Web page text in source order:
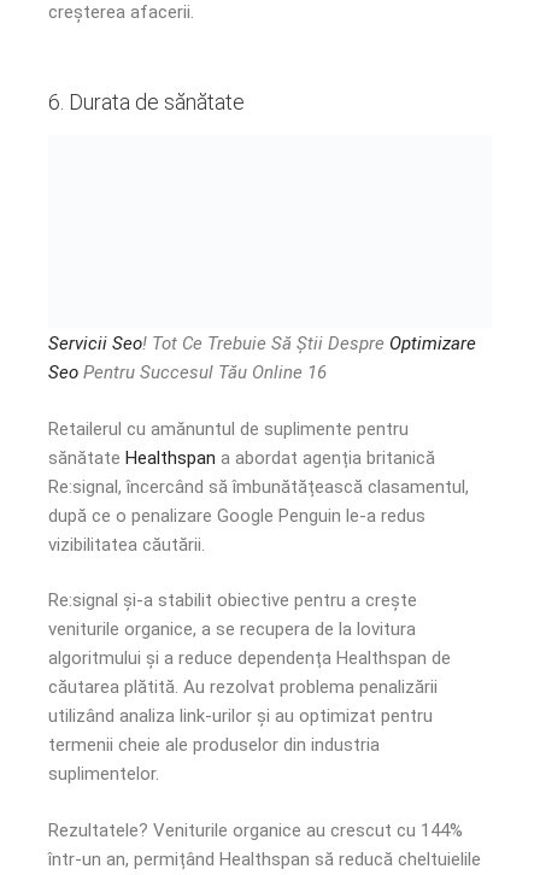
creșterea afacerii.
6. Durata de sănătate
Servicii Seo! Tot Ce Trebuie Să Știi Despre Optimizare
Seo Pentru Succesul Tău Online 16
Retailerul cu amănuntul de suplimente pentru
sănătate Healthspan a abordat agenția britanică
Re:signal, încercând să îmbunătățească clasamentul,
după ce o penalizare Google Penguin le-a redus
vizibilitatea căutării.
Re:signal și-a stabilit obiective pentru a crește
veniturile organice, a se recupera de la lovitura
algoritmului și a reduce dependența Healthspan de
căutarea plătită. Au rezolvat problema penalizării
utilizând analiza link-urilor și au optimizat pentru
termenii cheie ale produselor din industria
suplimentelor.
Rezultatele? Veniturile organice au crescut cu 144%
într-un an, permițând Healthspan să reducă cheltuielile